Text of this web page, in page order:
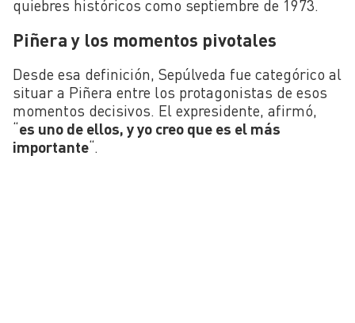
quiebres históricos como septiembre de 1973.
Piñera y los momentos pivotales
Desde esa definición, Sepúlveda fue categórico al
situar a Piñera entre los protagonistas de esos
momentos decisivos. El expresidente, afirmó,
“es uno de ellos, y yo creo que es el más
importante“.